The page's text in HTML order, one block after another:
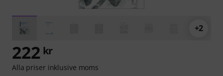
+2
222 kr
Alla priser inklusive moms